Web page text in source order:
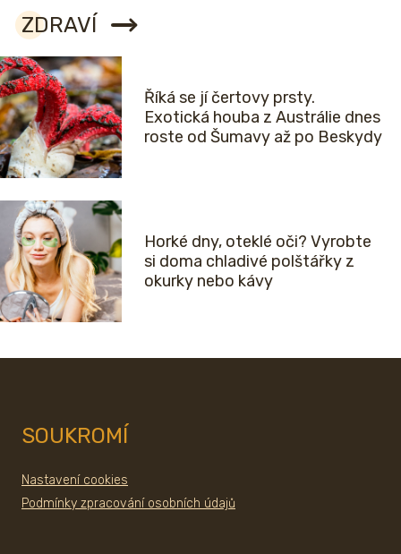
ZDRAVÍ
Říká se jí čertovy prsty.
Exotická houba z Austrálie dnes
roste od Šumavy až po Beskydy
Horké dny, oteklé oči? Vyrobte
si doma chladivé polštářky z
okurky nebo kávy
SOUKROMÍ
Nastavení cookies
Podmínky zpracování osobních údajů